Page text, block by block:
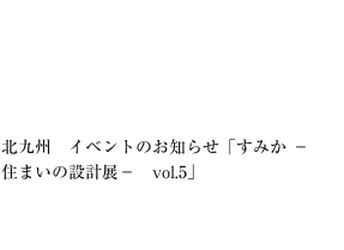
北九州 イベントのお知らせ「すみか －
住まいの設計展－ vol.5」